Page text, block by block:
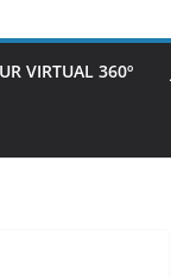
VIRTUAL 360º